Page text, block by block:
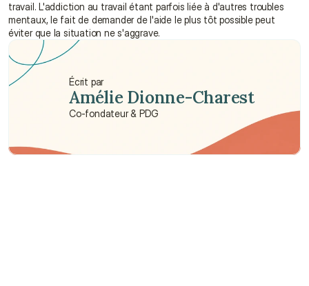
travail. L'addiction au travail étant parfois liée à d'autres troubles
mentaux, le fait de demander de l'aide le plus tôt possible peut
éviter que la situation ne s'aggrave.
Écrit par
Amélie Dionne-Charest
Co-fondateur & PDG